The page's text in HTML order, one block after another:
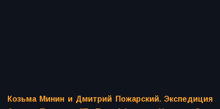
Козьма Минин и Дмитрий Пожарский. Экспедиция